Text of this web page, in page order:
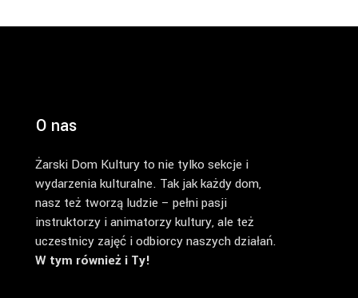
O nas
Żarski Dom Kultury to nie tylko sekcje i
wydarzenia kulturalne. Tak jak każdy dom,
nasz też tworzą ludzie – pełni pasji
instruktorzy i animatorzy kultury, ale też
uczestnicy zajęć i odbiorcy naszych działań.
W tym również i Ty!